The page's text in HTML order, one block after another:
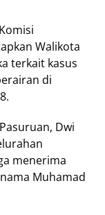
Komisi
Walikota
terkait kasus
di
Dwi
menerima
Muhamad